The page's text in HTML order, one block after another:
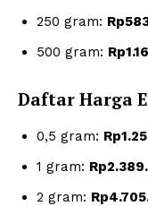
250 gram:
500 gram:
Daftar Harga
0,5 gram:
1 gram:
2 gram: